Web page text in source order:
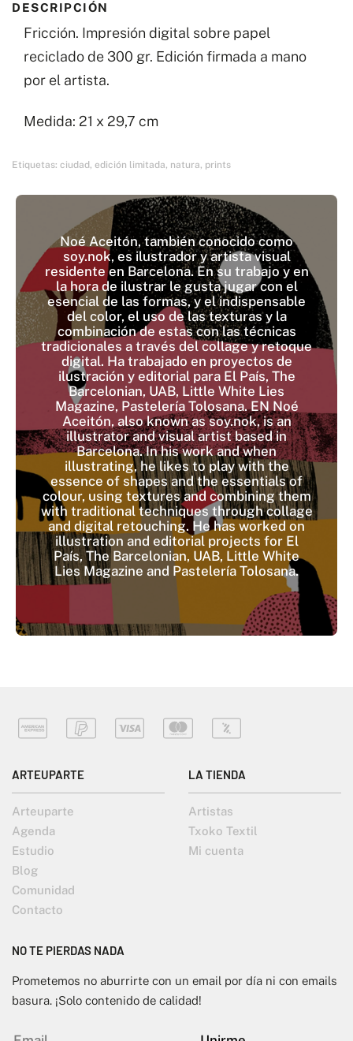
DESCRIPCIÓN
Fricción. Impresión digital sobre papel
reciclado de 300 gr. Edición firmada a mano
por el artista.
Medida: 21 x 29,7 cm
Etiquetas: ciudad, edición limitada, natura, prints
Noé Aceitón, también conocido como
soy.nok, es ilustrador y artista visual
residente en Barcelona. En su trabajo y en
la hora de ilustrar le gusta jugar con el
esencial de las formas, y el indispensable
del color, el uso de las texturas y la
combinación de estas con las técnicas
tradicionales a través del collage y retoque
digital. Ha trabajado en proyectos de
ilustración y editorial para El País, The
Barcelonian, UAB, Little White Lies
Magazine, Pastelería Tolosana. EN Noé
Aceitón, also known as soy.nok, is an
illustrator and visual artist based in
Barcelona. In his work and when
illustrating, he likes to play with the
essence of shapes and the essentials of
colour, using textures and combining them
with traditional techniques through collage
and digital retouching. He has worked on
illustration and editorial projects for El
País, The Barcelonian, UAB, Little White
Lies Magazine and Pastelería Tolosana.
ARTEUPARTE
Arteuparte
Agenda
Estudio
Blog
Comunidad
Contacto
LA TIENDA
Artistas
Txoko Textil
Mi cuenta
NO TE PIERDAS NADA
Prometemos no aburrirte con un email por día ni con emails
basura. ¡Solo contenido de calidad!